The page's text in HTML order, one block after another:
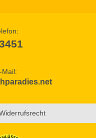
Mail: